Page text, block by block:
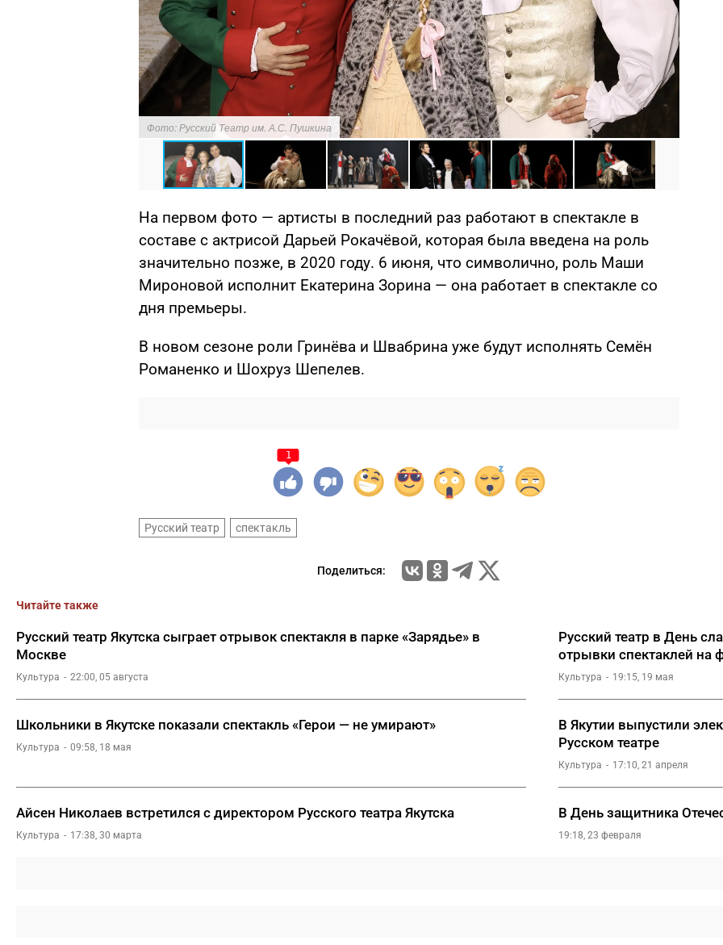
Фото: Русский Театр им. А.С. Пушкина
На первом фото — артисты в последний раз работают в спектакле в
составе с актрисой Дарьей Рокачёвой, которая была введена на роль
значительно позже, в 2020 году. 6 июня, что символично, роль Маши
Мироновой исполнит Екатерина Зорина — она работает в спектакле со
дня премьеры.
В новом сезоне роли Гринёва и Швабрина уже будут исполнять Семён
Романенко и Шохруз Шепелев.
1
Русский театр спектакль
Поделиться:
Читайте также
Русский театр Якутска сыграет отрывок спектакля в парке «Зарядье» в
Москве
Культура 22:00, 05 августа
Русский театр в День
отрывки спектаклей на
Культура 19:15, 19 мая
Школьники в Якутске показали спектакль «Герои — не умирают»
Культура 09:58, 18 мая
В Якутии выпустили
Русском театре
Культура 17:10, 21 апреля
Айсен Николаев встретился с директором Русского театра Якутска
Культура 17:38, 30 марта
В День защитника
19:18, 23 февраля